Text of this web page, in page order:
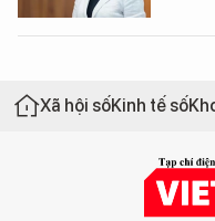
Xã hội sốKinh tế số